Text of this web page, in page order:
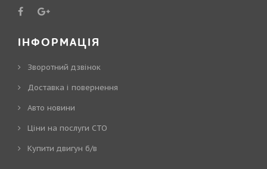
ІНФОРМАЦІЯ
Зворотний дзвінок
Доставка і повернення
Авто новини
Ціни на послуги СТО
Купити двигун б/в